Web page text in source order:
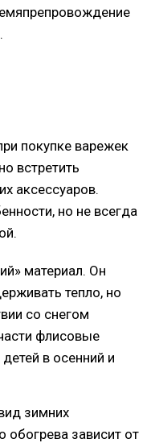
покупке варежек
встретить
аксессуаров.
но не всегда
материал. Он
тепло, но
со снегом
флисовые
в осенний и
зимних
обогрева зависит от